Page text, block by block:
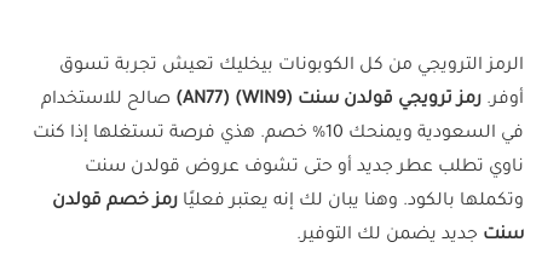
الرمز الترويجي من كل الكوبونات بيخليك تعيش تجربة تسوق
أوفر. رمز ترويجي قولدن سنت (WIN9) (AN77)
صالح للاستخدام
في السعودية ويمنحك 10% خصم. هذي فرصة تستغلها إذا كنت
ناوي تطلب عطر جديد أو حتى تشوف عروض قولدن سنت
وتكملها بالكود. وهنا يبان لك إنه يعتبر فعليًا رمز خصم قولدن
سنت جديد يضمن لك التوفير.